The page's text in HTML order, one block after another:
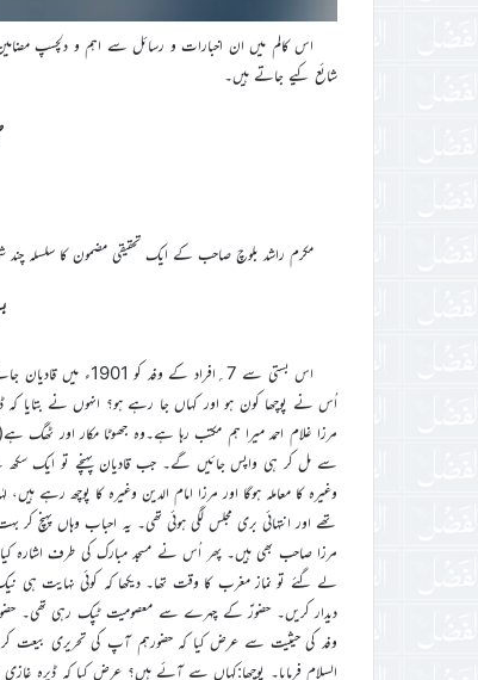
اس کالم میں ان اخبارات و رسائل سے اہم و دلچسپ مضامین
شائع کیے جاتے ہیں۔
مکرم راشد بلوچ صاحب کے ایک تحقیقی مضمون کا سلسلہ
اس بستی سے 7؍افراد
اُس نے پوچھا کون ہو اور کہاں جا رہے ہو؟ انہوں نے بتایا
مرزا غلام احمد میرا ہم مکتب رہا ہے۔وہ جھوٹا مکار اور
سے مل کر ہی واپس جائیں گے۔ جب قادیان پہنچے تو ایک
وغیرہ کا معاملہ ہوگا اور مرزا امام الدین وغیرہ کا پوچھ رہے
تھے اور انتہائی بری مجلس لگی ہوئی تھی۔ یہ احباب وہاں پہنچ
مرزا صاحب بھی ہیں۔ پھر اُس نے مسجد مبارک کی طرف اشارہ
لے گئے تو نماز مغرب کا وقت تھا۔ دیکھا کہ کوئی نہایت ہی
دیدار کریں۔ حضورؑ کے چہرے سے معصومیت ٹپک رہی تھی۔
وفد کی حیثیت سے عرض کیا کہ حضورہم آپ کی تحریری بیعت
السلام فرمایا۔ پوچھا:کہاں سے آئے ہیں؟ عرض کیا کہ ڈیرہ